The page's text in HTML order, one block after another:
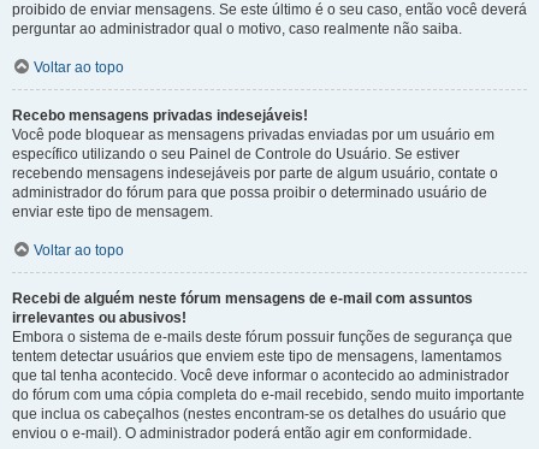
proibido de enviar mensagens. Se este último é o seu caso, então você deverá
perguntar ao administrador qual o motivo, caso realmente não saiba.
Voltar ao topo
Recebo mensagens privadas indesejáveis!
Você pode bloquear as mensagens privadas enviadas por um usuário em
específico utilizando o seu Painel de Controle do Usuário. Se estiver
recebendo mensagens indesejáveis por parte de algum usuário, contate o
administrador do fórum para que possa proibir o determinado usuário de
enviar este tipo de mensagem.
Voltar ao topo
Recebi de alguém neste fórum mensagens de e-mail com assuntos
irrelevantes ou abusivos!
Embora o sistema de e-mails deste fórum possuir funções de segurança que
tentem detectar usuários que enviem este tipo de mensagens, lamentamos
que tal tenha acontecido. Você deve informar o acontecido ao administrador
do fórum com uma cópia completa do e-mail recebido, sendo muito importante
que inclua os cabeçalhos (nestes encontram-se os detalhes do usuário que
enviou o e-mail). O administrador poderá então agir em conformidade.